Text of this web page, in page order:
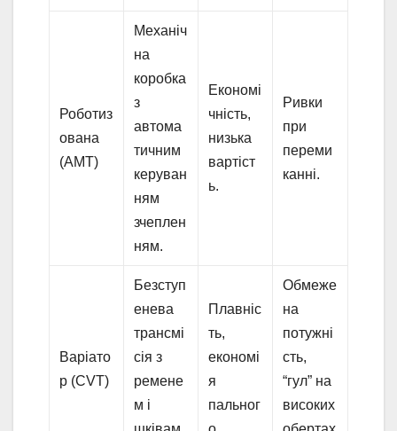
Роботиз
ована
(AMT)
Механіч
на
коробка
з
автома
тичним
керуван
ням
зчеплен
ням.
Економі
чність,
низька
вартіст
ь.
Ривки
при
переми
канні.
Варіато
р (CVT)
Безступ
енева
трансмі
сія з
ремене
м і
Плавніс
ть,
економі
я
пальног
Обмеже
на
потужні
сть,
“гул” на
високих